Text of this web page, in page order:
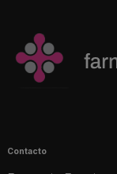
Contacto